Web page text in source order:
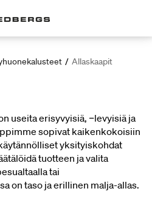
/ Allaskaapit
useita erisyvyisiä, ‑levyisiä ja
sopivat kaikenkokoisiin
yksityiskohdat
tuotteen ja valita
tai
on taso ja erillinen malja-allas.